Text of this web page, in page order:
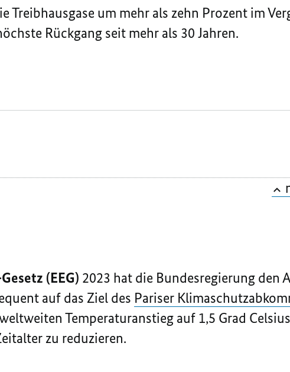
Treibhausgase um mehr als zehn Prozent im
Rückgang seit mehr als 30 Jahren.
(EEG) 2023 hat die Bundesregierung den
auf das Ziel des Pariser
Temperaturanstieg auf 1,5 Grad
zu reduzieren.